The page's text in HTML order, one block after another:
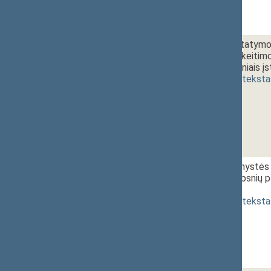
Užimtumo
straipsnių
47(4) straipsniais
dokumento
Ligos ir
11 ir 16
dokumento